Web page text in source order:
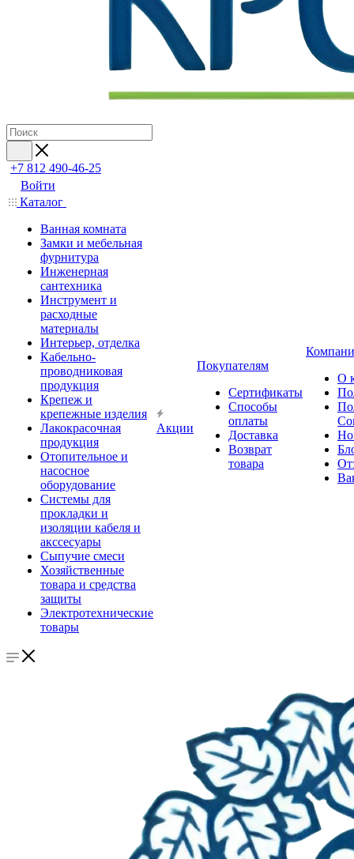
+7 812 490-46-25
Войти
Каталог
Ванная комната
Замки и мебельная
фурнитура
Инженерная
сантехника
Инструмент и
расходные
материалы
Интерьер, отделка
Кабельно-
проводниковая
продукция
Крепеж и
крепежные изделия
Лакокрасочная
продукция
Отопительное и
насосное
оборудование
Системы для
прокладки и
изоляции кабеля и
акссесуары
Сыпучие смеси
Хозяйственные
товара и средства
защиты
Электротехнические
товары
Акции
Покупателям
Сертификаты
Способы
оплаты
Доставка
Возврат
товара
О